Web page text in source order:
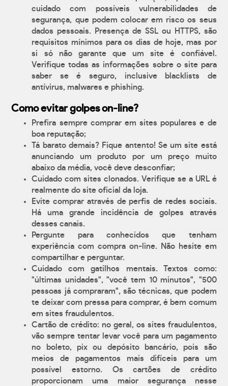
cuidado com possíveis vulnerabilidades de
segurança, que podem colocar em risco os seus
dados pessoais. Presença de SSL ou HTTPS, são
requisitos mínimos para os dias de hoje, mas por
si só não garante que um site é confiável.
Verifique todas as informações sobre o site para
saber se é seguro, inclusive blacklists de
antívirus, malwares e phishing.
Como evitar golpes on-line?
Prefira sempre comprar em sites populares e de
boa reputação;
Tá barato demais? Fique antento! Se um site está
anunciando um produto por um preço muito
abaixo da média, você deve desconfiar;
Cuidado com sites clonados. Verifique se a URL é
realmente do site oficial da loja.
Evite comprar através de perfis de redes sociais.
Há uma grande incidência de golpes através
desses canais.
Pergunte para conhecidos que tenham
experiência com compra on-line. Não hesite em
compartilhar e perguntar.
Cuidado com gatilhos mentais. Textos como:
"últimas unidades", "você tem 10 minutos", "500
pessoas já compraram", são técnicas, que podem
te deixar com pressa para comprar, é bem comum
em sites fraudulentos.
Cartão de crédito: no geral, os sites fraudulentos,
vão sempre tentar levar você para um pagamento
no boleto, pix ou depósito bancário, pois são
meios de pagamentos mais difíceis para um
possível estorno. Os cartões de crédito
proporcionam uma maior segurança nesse